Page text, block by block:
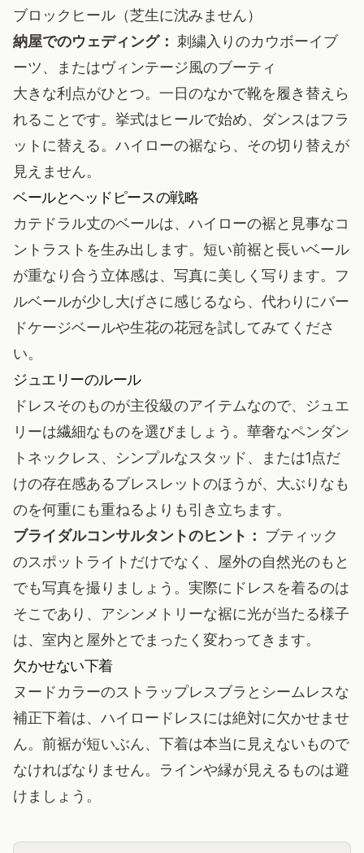
ブロックヒール（芝生に沈みません）
納屋でのウェディング： 刺繍入りのカウボーイブ
ーツ、またはヴィンテージ風のブーティ
大きな利点がひとつ。一日のなかで靴を履き替えら
れることです。挙式はヒールで始め、ダンスはフラ
ットに替える。ハイローの裾なら、その切り替えが
見えません。
ベールとヘッドピースの戦略
カテドラル丈のベールは、ハイローの裾と見事なコ
ントラストを生み出します。短い前裾と長いベール
が重なり合う立体感は、写真に美しく写ります。フ
ルベールが少し大げさに感じるなら、代わりにバー
ドケージベールや生花の花冠を試してみてくださ
い。
ジュエリーのルール
ドレスそのものが主役級のアイテムなので、ジュエ
リーは繊細なものを選びましょう。華奢なペンダン
トネックレス、シンプルなスタッド、または1点だ
けの存在感あるブレスレットのほうが、大ぶりなも
のを何重にも重ねるよりも引き立ちます。
ブライダルコンサルタントのヒント： ブティック
のスポットライトだけでなく、屋外の自然光のもと
でも写真を撮りましょう。実際にドレスを着るのは
そこであり、アシンメトリーな裾に光が当たる様子
は、室内と屋外とでまったく変わってきます。
欠かせない下着
ヌードカラーのストラップレスブラとシームレスな
補正下着は、ハイロードレスには絶対に欠かせませ
ん。前裾が短いぶん、下着は本当に見えないもので
なければなりません。ラインや縁が見えるものは避
けましょう。